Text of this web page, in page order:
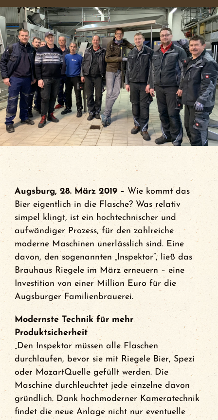
BierFlug
Jobs
Händlersuche
Newsletter
Kontakt
Ansprechpartner
News
Events
FCA Gewinnspiel
Augsburg, 28. März 2019 – Wie kommt das
Bier eigentlich in die Flasche? Was relativ
simpel klingt, ist ein hochtechnischer und
aufwändiger Prozess, für den zahlreiche
moderne Maschinen unerlässlich sind. Eine
davon, den sogenannten „Inspektor“, ließ das
Brauhaus Riegele im März erneuern – eine
Investition von einer Million Euro für die
Augsburger Familienbrauerei.
Modernste Technik für mehr
Produktsicherheit
„Den Inspektor müssen alle Flaschen
durchlaufen, bevor sie mit Riegele Bier, Spezi
oder MozartQuelle gefüllt werden. Die
Maschine durchleuchtet jede einzelne davon
gründlich. Dank hochmoderner Kameratechnik
findet die neue Anlage nicht nur eventuelle